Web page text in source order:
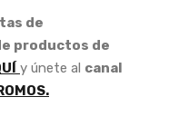
de
productos de
y únete al canal